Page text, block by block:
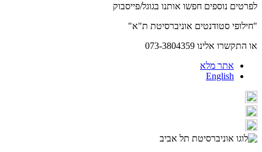
לפרטים נוספים חפשו אותנו בגוגל/פייסבוק
"חילופי סטודנטים אוניברסיטת ת"א"
או התקשרו אלינו 073-3804359
אתר מלא
English